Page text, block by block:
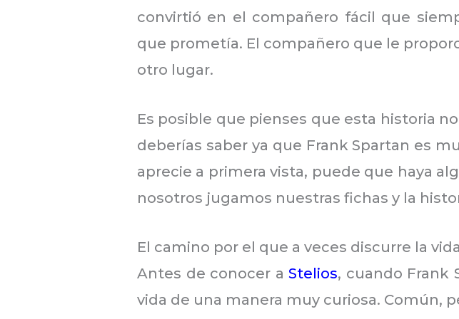
convirtió en el compañero fácil que
que prometía. El compañero que le
otro lugar.
Es posible que pienses que esta historia
deberías saber ya que Frank Spartan es
aprecie a primera vista, puede que haya
nosotros jugamos nuestras fichas y la
El camino por el que a veces discurre la vida
Antes de conocer aStelios, cuando Frank
vida de una manera muy curiosa. Común,